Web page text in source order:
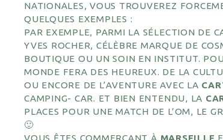
NATIONALES, VOUS TROUVEREZ
QUELQUES EXEMPLES :
PAR EXEMPLE, PARMI LA SÉLECTION DE
YVES ROCHER, CÉLÈBRE MARQUE DE
BOUTIQUE OU UN SOIN EN INSTITUT.
MONDE FERA DES HEUREUX. DE LA
OU ENCORE DE L’AVENTURE AVEC LA
CAMPING- CAR. ET BIEN ENTENDU, LA
PLACES POUR UNE MATCH DE L’OM, LE
🙂